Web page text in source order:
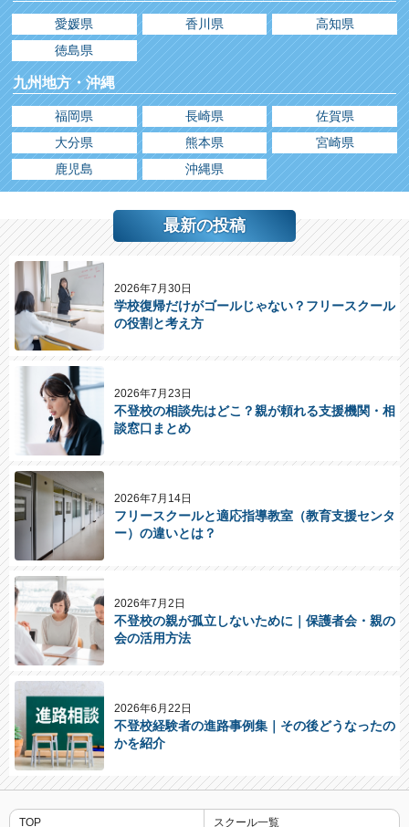
愛媛県 香川県
高知県
徳島県
九州地方・沖縄
福岡県 長崎県
佐賀県
大分県
熊本県
宮崎県
鹿児島
沖縄県
最新の投稿
2026年7月30日
学校復帰だけがゴールじゃない？フリースクール
の役割と考え方
2026年7月23日
不登校の相談先はどこ？親が頼れる支援機関・相
談窓口まとめ
2026年7月14日
フリースクールと適応指導教室（教育支援センタ
ー）の違いとは？
2026年7月2日
不登校の親が孤立しないために｜保護者会・親の
会の活用方法
2026年6月22日
不登校経験者の進路事例集｜その後どうなったの
かを紹介
TOP スクール一覧